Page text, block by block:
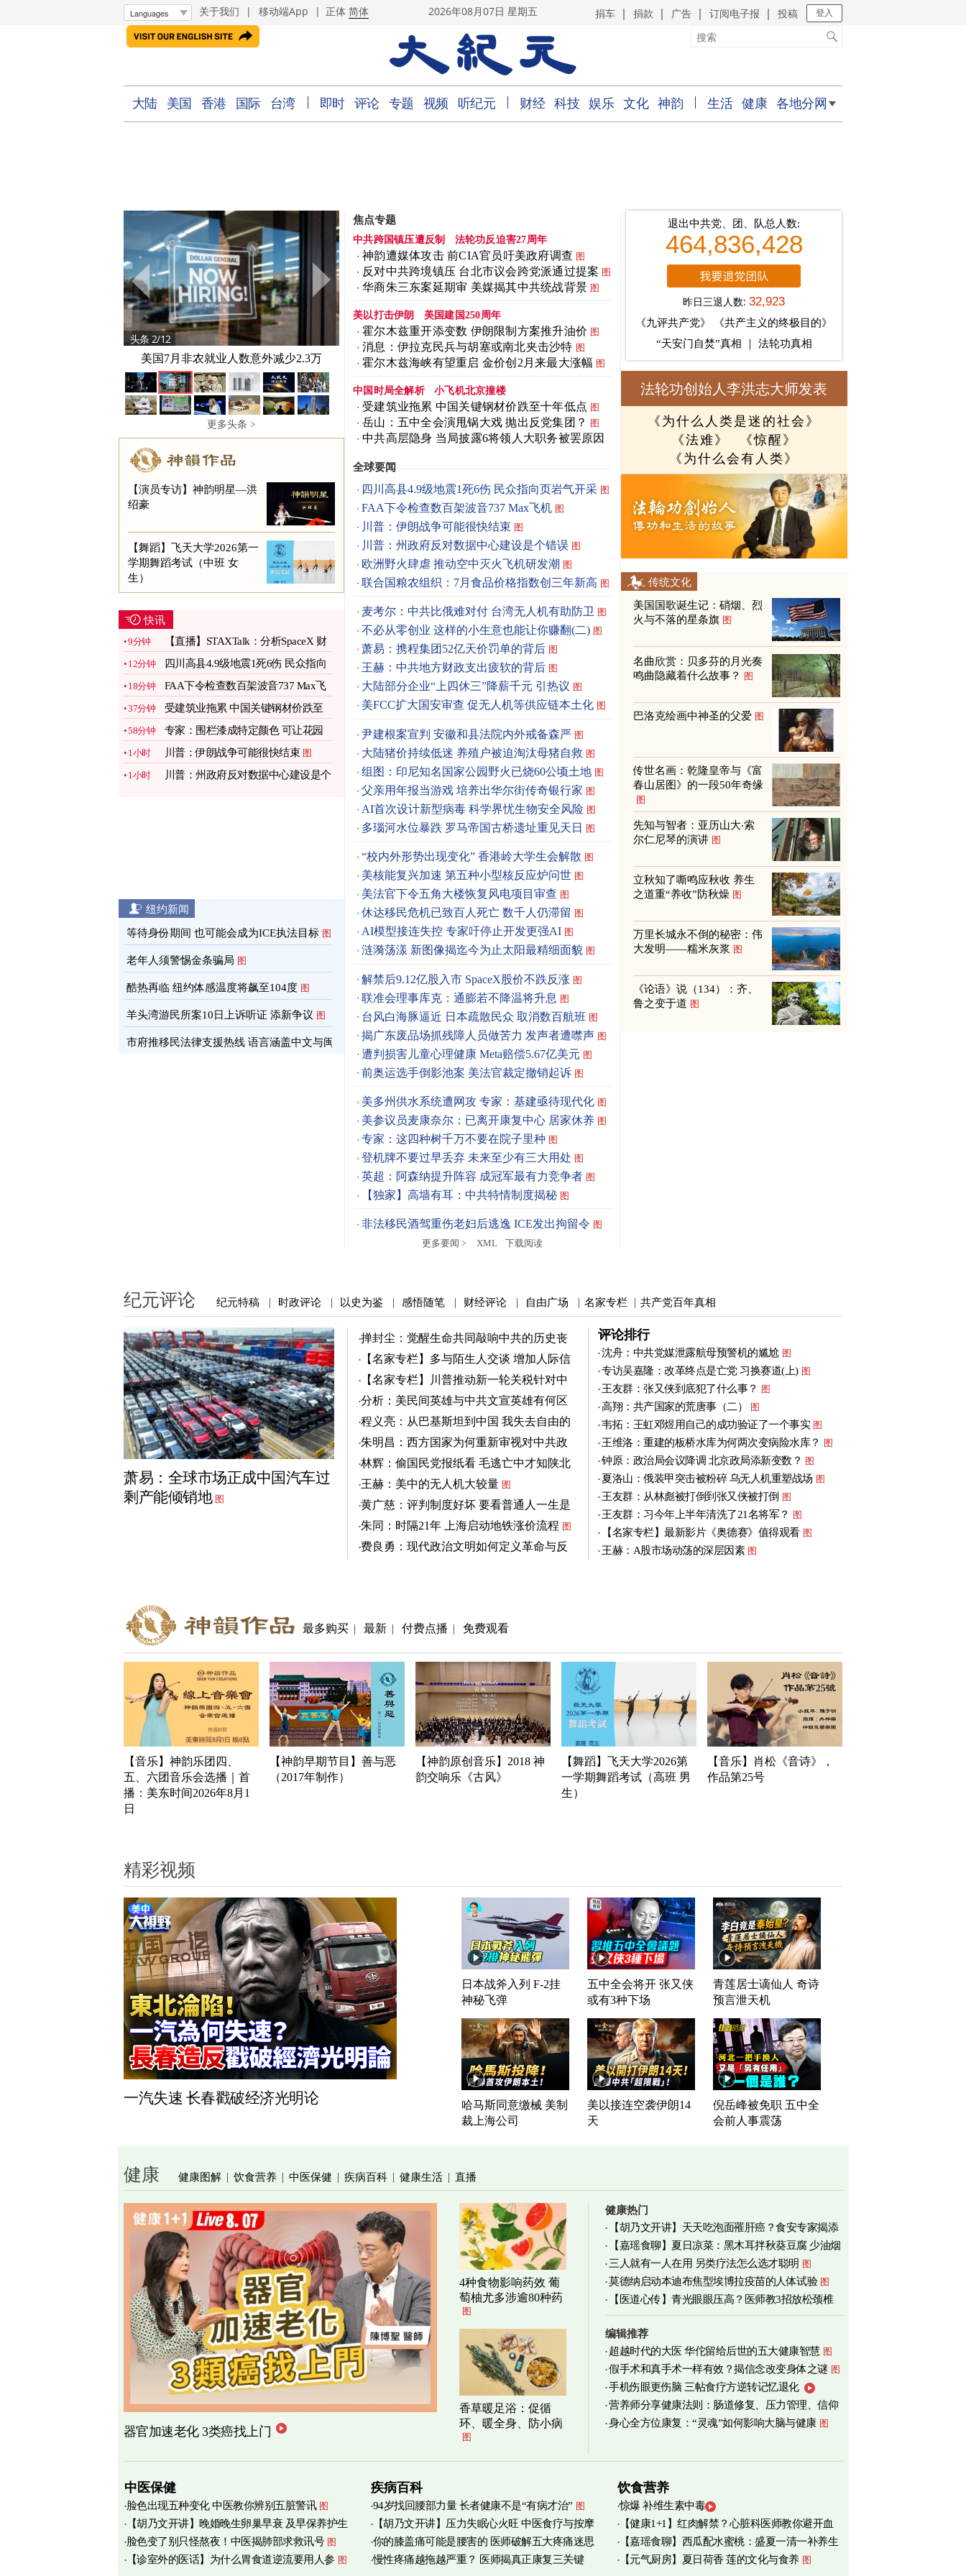
关于我们 | 移动端App | 正体 简体 2026年08月07日 星期五 捐车 捐款 广告 订阅电子报 投稿 登入
大陆 美国 香港 国际 台湾 即时 评论 专题 视频 听纪元 财经 科技 娱乐 文化 神韵 生活 健康 各地分网
头条 2/12
美国7月非农就业人数意外减少2.3万
头条 3/12
美军“口袋披萨”放3年还能吃 保鲜技术曝光
更多头条 >
【演员专访】神韵明星—洪
绍豪
【舞蹈】飞天大学2026第一
学期舞蹈考试（中班 女
生）
快讯
9分钟
【直播】STAXTalk：分析SpaceX 财
报与股份解禁
12分钟
四川高县4.9级地震1死6伤 民众指向
页岩气开采 图
18分钟
FAA下令检查数百架波音737 Max飞
机 图
37分钟
受建筑业拖累 中国关键钢材价跌至
十年低点 图
58分钟
专家：围栏漆成特定颜色 可让花园
感觉变大 图
1小时 川普：伊朗战争可能很快结束 图
1小时
川普：州政府反对数据中心建设是个
纽约新闻
等待身份期间 也可能会成为ICE执法目标 图
老年人须警惕金条骗局 图
酷热再临 纽约体感温度将飙至104度 图
羊头湾游民所案10日上诉听证 添新争议 图
市府推移民法律支援热线 语言涵盖中文与闽
焦点专题
中共跨国镇压遭反制 法轮功反迫害27周年
神韵遭媒体攻击 前CIA官员吁美政府调查 图
反对中共跨境镇压 台北市议会跨党派通过提案 图
华商朱三东案延期审 美媒揭其中共统战背景 图
美以打击伊朗 美国建国250周年
霍尔木兹重开添变数 伊朗限制方案推升油价 图
消息：伊拉克民兵与胡塞或南北夹击沙特 图
霍尔木兹海峡有望重启 金价创2月来最大涨幅 图
中国时局全解析 小飞机北京撞楼
受建筑业拖累 中国关键钢材价跌至十年低点 图
岳山：五中全会演甩锅大戏 抛出反党集团？ 图
中共高层隐身 当局披露6将领人大职务被罢原因
全球要闻
四川高县4.9级地震1死6伤 民众指向页岩气开采 图
FAA下令检查数百架波音737 Max飞机 图
川普：伊朗战争可能很快结束 图
川普：州政府反对数据中心建设是个错误 图
欧洲野火肆虐 推动空中灭火飞机研发潮 图
联合国粮农组织：7月食品价格指数创三年新高 图
麦考尔：中共比俄难对付 台湾无人机有助防卫 图
不必从零创业 这样的小生意也能让你赚翻(二) 图
萧易：携程集团52亿天价罚单的背后 图
王赫：中共地方财政支出疲软的背后 图
大陆部分企业“上四休三”降薪千元 引热议 图
美FCC扩大国安审查 促无人机等供应链本土化 图
尹建根案宣判 安徽和县法院内外戒备森严 图
大陆猪价持续低迷 养殖户被迫淘汰母猪自救 图
组图：印尼知名国家公园野火已烧60公顷土地 图
父亲用年报当游戏 培养出华尔街传奇银行家 图
AI首次设计新型病毒 科学界忧生物安全风险 图
多瑙河水位暴跌 罗马帝国古桥遗址重见天日 图
“校内外形势出现变化” 香港岭大学生会解散 图
美核能复兴加速 第五种小型核反应炉问世 图
美法官下令五角大楼恢复风电项目审查 图
休达移民危机已致百人死亡 数千人仍滞留 图
AI模型接连失控 专家吁停止开发更强AI 图
涟漪荡漾 新图像揭迄今为止太阳最精细面貌 图
解禁后9.12亿股入市 SpaceX股价不跌反涨 图
联准会理事库克：通膨若不降温将升息 图
台风白海豚逼近 日本疏散民众 取消数百航班 图
揭广东废品场抓残障人员做苦力 发声者遭噤声 图
遭判损害儿童心理健康 Meta赔偿5.67亿美元 图
前奥运选手倒影池案 美法官裁定撤销起诉 图
美多州供水系统遭网攻 专家：基建亟待现代化 图
美参议员麦康奈尔：已离开康复中心 居家休养 图
专家：这四种树千万不要在院子里种 图
登机牌不要过早丢弃 未来至少有三大用处 图
英超：阿森纳提升阵容 成冠军最有力竞争者 图
【独家】高墙有耳：中共特情制度揭秘 图
非法移民酒驾重伤老妇后逃逸 ICE发出拘留令 图
更多要闻 >
XML 下载阅读
退出中共党、团、队总人数:
464,836,428
昨日三退人数:32,923
《九评共产党》
《共产主义的终极目的》
“天安门自焚”真相
法轮功真相
法轮功创始人李洪志大师发表
《为什么人类是迷的社会》
《法难》
《惊醒》
《为什么会有人类》
传统文化
美国国歌诞生记：硝烟、烈
火与不落的星条旗 图
名曲欣赏：贝多芬的月光奏
鸣曲隐藏着什么故事？
图
巴洛克绘画中神圣的父爱 图
传世名画：乾隆皇帝与《富
春山居图》的一段50年奇缘
图
先知与智者：亚历山大‧索
尔仁尼琴的演讲 图
立秋知了嘶鸣应秋收 养生
之道重“养收”防秋燥 图
万里长城永不倒的秘密：伟
大发明——糯米灰浆 图
《论语》说（134）：齐、
鲁之变于道 图
纪元评论 纪元特稿 | 时政评论 | 以史为鉴 | 感悟随笔 | 财经评论 | 自由广场 | 名家专栏 | 共产党百年真相
萧易：全球市场正成中国汽车过
剩产能倾销地 图
掸封尘：觉醒生命共同敲响中共的历史丧
钟 图
【名家专栏】多与陌生人交谈 增加人际信
任 图
【名家专栏】川普推动新一轮关税针对中
共 图
分析：美民间英雄与中共文宣英雄有何区
别 图
程义亮：从巴基斯坦到中国 我失去自由的
两年
朱明昌：西方国家为何重新审视对中共政
策？
图
林辉：偷国民党报纸看 毛逃亡中才知陕北
有刘志丹 图
王赫：美中的无人机大较量 图
黄广慈：评判制度好坏 要看普通人一生是
否安稳
图
朱同：时隔21年 上海启动地铁涨价流程 图
费良勇：现代政治文明如何定义革命与反
评论排行
沈舟：中共党媒泄露航母预警机的尴尬 图
专访吴嘉隆：改革终点是亡党 习换赛道(上) 图
王友群：张又侠到底犯了什么事？ 图
高翔：共产国家的荒唐事（二） 图
韦拓：王虹邓煜用自己的成功验证了一个事实 图
王维洛：重建的板桥水库为何两次变病险水库？ 图
钟原：政治局会议降调 北京政局添新变数？ 图
夏洛山：俄装甲突击被粉碎 乌无人机重塑战场 图
王友群：从林彪被打倒到张又侠被打倒 图
王友群：习今年上半年清洗了21名将军？ 图
【名家专栏】最新影片《奥德赛》值得观看 图
王赫：A股市场动荡的深层因素 图
最多购买 | 最新 | 付费点播 | 免费观看
【音乐】神韵乐团四、
五、六团音乐会选播｜首
播：美东时间2026年8月1
日
【神韵早期节目】善与恶
（2017年制作）
【神韵原创音乐】2018 神
韵交响乐《古风》
【舞蹈】飞天大学2026第
一学期舞蹈考试（高班 男
生）
【音乐】肖松《音诗》，
作品第25号
精彩视频
一汽失速 长春戳破经济光明论
日本战斧入列 F-2挂
神秘飞弹
五中全会将开 张又侠
或有3种下场
青莲居士谪仙人 奇诗
预言泄天机
哈马斯同意缴械 美制
裁上海公司
美以接连空袭伊朗14
天
倪岳峰被免职 五中全
会前人事震荡
健康 健康图解 | 饮食营养 | 中医保健 | 疾病百科 | 健康生活 | 直播
器官加速老化 3类癌找上门
4种食物影响药效 葡
萄柚尤多涉逾80种药
图
香草暖足浴：促循
环、暖全身、防小病
图
健康热门
【胡乃文开讲】天天吃泡面罹肝癌？食安专家揭添
加物真相
【嘉瑶食聊】夏日凉菜：黑木耳拌秋葵豆腐 少油烟
清爽养心 图
三人就有一人在用 另类疗法怎么选才聪明 图
莫德纳启动本迪布焦型埃博拉疫苗的人体试验 图
【医道心传】青光眼眼压高？医师教3招放松颈椎
图
编辑推荐
超越时代的大医 华佗留给后世的五大健康智慧 图
假手术和真手术一样有效？揭信念改变身体之谜 图
手机伤眼更伤脑 三帖食疗方逆转记忆退化
营养师分享健康法则：肠道修复、压力管理、信仰
实践 图
身心全方位康复：“灵魂”如何影响大脑与健康 图
中医保健
脸色出现五种变化 中医教你辨别五脏警讯 图
【胡乃文开讲】晚婚晚生卵巢早衰 及早保养护生
育
脸色变了别只怪熬夜！中医揭肺部求救讯号 图
【诊室外的医话】为什么胃食道逆流要用人参 图
疾病百科
94岁找回腰部力量 长者健康不是“有病才治” 图
【胡乃文开讲】压力失眠心火旺 中医食疗与按摩
自救
你的膝盖痛可能是腰害的 医师破解五大疼痛迷思
图
慢性疼痛越拖越严重？ 医师揭真正康复三关键
饮食营养
惊爆 补维生素中毒
【健康1+1】红肉解禁？心脏科医师教你避开血
管伤害
【嘉瑶食聊】西瓜配水蜜桃：盛夏一清一补养生
宝
图
【元气厨房】夏日荷香 莲的文化与食养 图